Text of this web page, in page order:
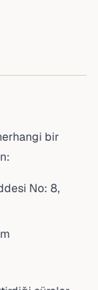
bir
No: 8,